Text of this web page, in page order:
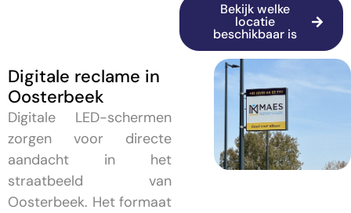
Bekijk welke
locatie
beschikbaar is
Digitale reclame in
Oosterbeek
Digitale LED-schermen
zorgen voor directe
aandacht in het
straatbeeld van
Oosterbeek. Het formaat